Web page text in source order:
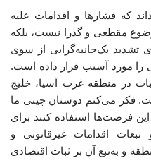
که فشارها و اقدامات علیه
مقطعی و گذرا نیست، بلکه
تشدید یک‌جانبه‌گرایی از سوی
را مورد آسیب قرار داده است.
در منطقه غرب آسیا، خلیج
فکر می‌کنم دوستان چینی ما
فرصت‌ها استفاده کنند برای
اقدامات غیرقانونی و
و به‌تبع آن بر ثبات اقتصادی